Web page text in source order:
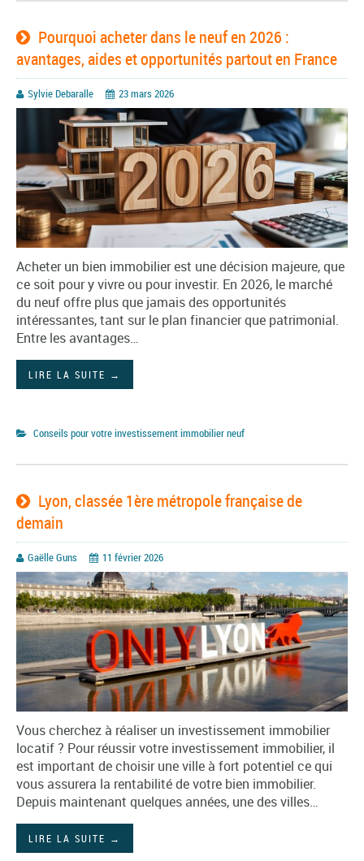
Pourquoi acheter dans le neuf en 2026 :
avantages, aides et opportunités partout en France
Sylvie Debaralle 23 mars 2026
Acheter un bien immobilier est une décision majeure, que
ce soit pour y vivre ou pour investir. En 2026, le marché
du neuf offre plus que jamais des opportunités
intéressantes, tant sur le plan financier que patrimonial.
Entre les avantages…
LIRE LA SUITE →
Conseils pour votre investissement immobilier neuf
Lyon, classée 1ère métropole française de
demain
Gaëlle Guns 11 février 2026
Vous cherchez à réaliser un investissement immobilier
locatif ? Pour réussir votre investissement immobilier, il
est important de choisir une ville à fort potentiel ce qui
vous assurera la rentabilité de votre bien immobilier.
Depuis maintenant quelques années, une des villes…
LIRE LA SUITE →